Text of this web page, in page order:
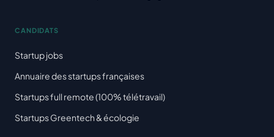
CANDIDATS
Startup jobs
Annuaire des startups françaises
Startups full remote (100% télétravail)
Startups Greentech & écologie